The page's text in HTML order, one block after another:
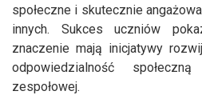
społeczne i skutecznie
innych. Sukces uczniów
znaczenie mają inicjatywy
odpowiedzialność
zespołowej.